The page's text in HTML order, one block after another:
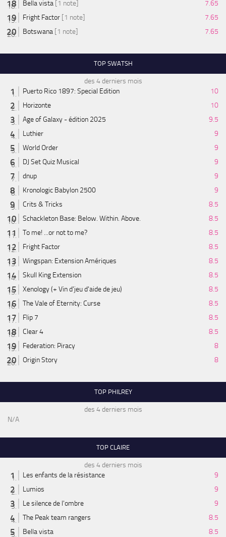
Bella vista [1 note]
7.65
Fright Factor [1 note]
7.65
Botswana [1 note] 7.65
TOP SWATSH
des 4 derniers mois
Puerto Rico 1897: Special Edition
10
Horizonte
10
Age of Galaxy - édition 2025
9.5
Luthier
9
World Order
9
DJ Set Quiz Musical
9
dnup
9
Kronologic Babylon 2500
9
Crits & Tricks
8.5
Schackleton Base: Below. Within. Above.
8.5
To me! ...or not to me?
8.5
Fright Factor
8.5
Wingspan: Extension Amériques
8.5
Skull King Extension
8.5
Xenology (+ Vin d'jeu d'aide de jeu)
8.5
The Vale of Eternity: Curse
8.5
Flip 7
8.5
Clear 4
8.5
Federation: Piracy
8
Origin Story
8
TOP PHILREY
des 4 derniers mois
N/A
TOP CLAIRE
des 4 derniers mois
Les enfants de la résistance
9
Lumios
9
Le silence de l'ombre
9
The Peak team rangers
8.5
Bella vista
8.5